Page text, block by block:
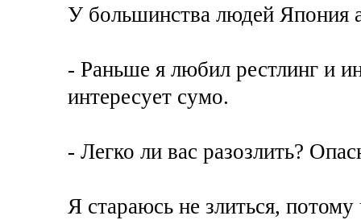
У большинства людей Япония
- Раньше я любил рестлинг и
интересует сумо.
- Легко ли вас разозлить?
Я стараюсь не злиться,